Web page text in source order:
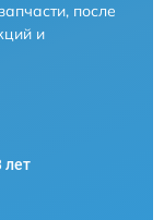
после
и
лет